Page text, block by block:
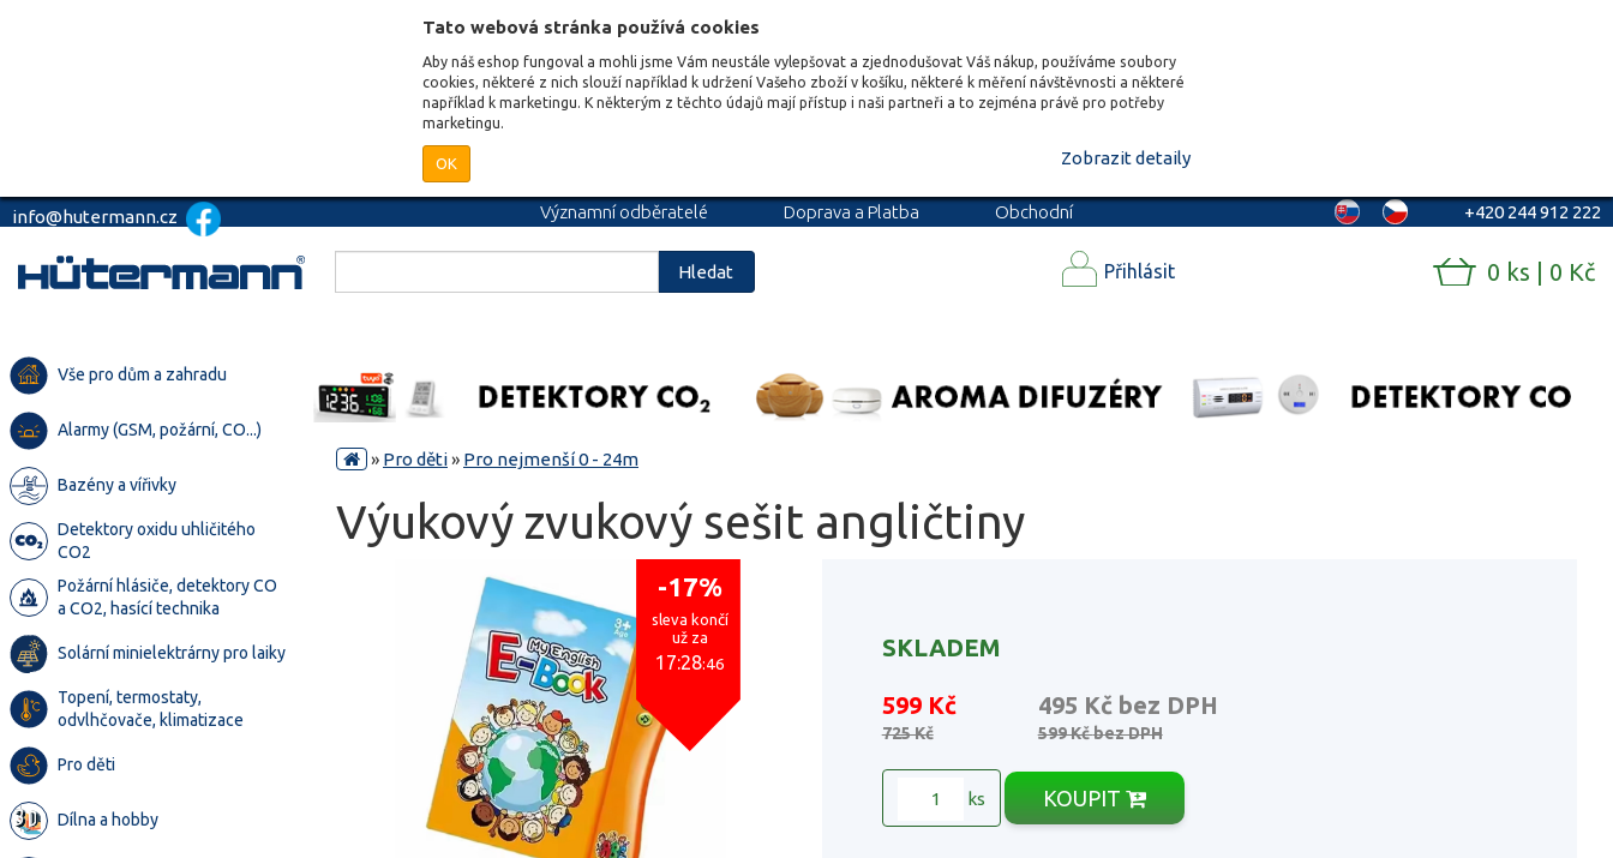
Tato webová stránka používá cookies
Aby náš eshop fungoval a mohli jsme Vám neustále vylepšovat a zjednodušovat Váš nákup, používáme soubory
cookies, některé z nich slouží například k udržení Vašeho zboží v košíku, některé k měření návštěvnosti a některé
například k marketingu. K některým z těchto údajů mají přístup i naši partneři a to zejména právě pro potřeby
marketingu.
OK Zobrazit detaily
info@hutermann.cz Významní odběratelé Doprava a Platba
Obchodní
+420 244 912 222
Hledat Přihlásit 0 ks | 0 Kč
Vše pro dům a zahradu
Alarmy (GSM, požární, CO...)
Bazény a vířivky
Detektory oxidu uhličitého
CO2
Požární hlásiče, detektory CO
a CO2, hasící technika
Solární minielektrárny pro laiky
Topení, termostaty,
odvlhčovače, klimatizace
Pro děti
Dílna a hobby
» Pro děti» Pro nejmenší 0 - 24m
Výukový zvukový sešit angličtiny
-17%
sleva končí
už za
17:28:45
SKLADEM
599 Kč 495 Kč bez DPH
725 Kč 599 Kčbez DPH
ks KOUPIT